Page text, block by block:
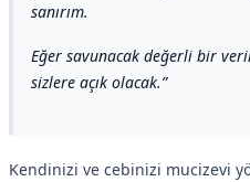
sanırım.
Eğer savunacak değerli bir
sizlere açık olacak.
Kendinizi ve cebinizi mucizevi